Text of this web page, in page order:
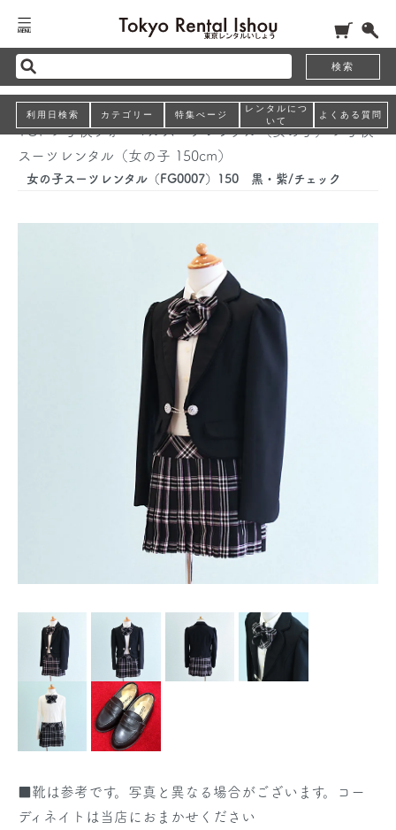
検索
利用日検索 カテゴリー 特集ぺージ
レンタルにつ
いて
よくある質問
TOP>子供フォーマルスーツレンタル（女の子）>子供
スーツレンタル（女の子 150cm）
女の子スーツレンタル（FG0007）150 黒・紫/チェック
■靴は参考です。写真と異なる場合がございます。コー
ディネイトは当店におまかせください